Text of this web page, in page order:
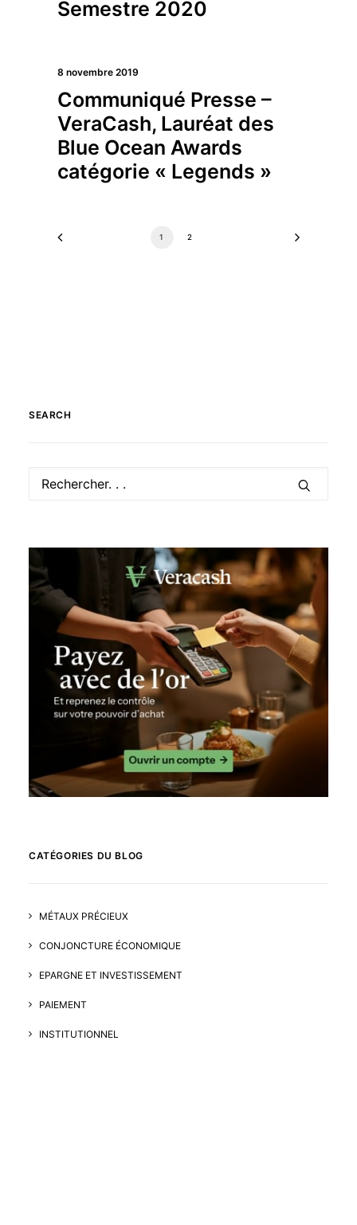
Semestre 2020
8 novembre 2019
Communiqué Presse –
VeraCash, Lauréat des
Blue Ocean Awards
catégorie « Legends »
1 2
SEARCH
CATÉGORIES DU BLOG
MÉTAUX PRÉCIEUX
CONJONCTURE ÉCONOMIQUE
EPARGNE ET INVESTISSEMENT
PAIEMENT
INSTITUTIONNEL